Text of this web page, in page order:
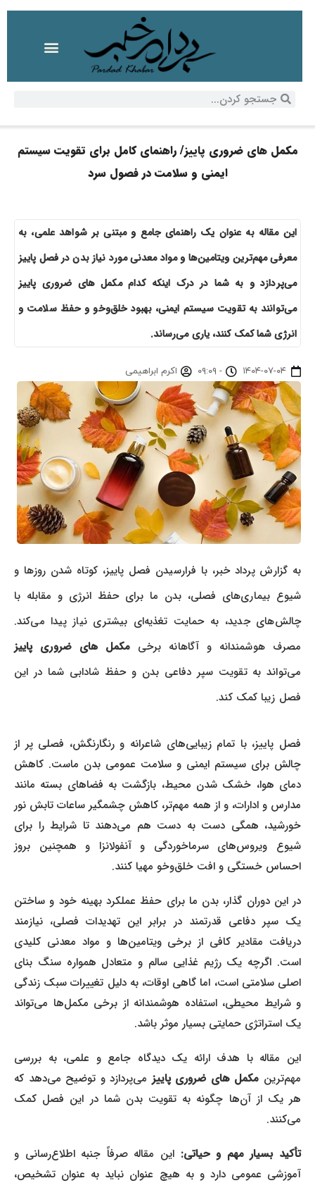
مکمل های ضروری پاییز/ راهنمای کامل برای تقویت سیستم
ایمنی و سلامت در فصول سرد
این مقاله به عنوان یک راهنمای جامع و مبتنی بر شواهد علمی، به
معرفی مهم‌ترین ویتامین‌ها و مواد معدنی مورد نیاز بدن در فصل پاییز
می‌پردازد و به شما در درک اینکه کدام مکمل های ضروری پاییز
می‌توانند به تقویت سیستم ایمنی، بهبود خلق‌وخو و حفظ سلامت و
انرژی شما کمک کنند، یاری می‌رساند.
۱۴۰۴-۰۷-۰۴ - ۰۹:۰۹ اکرم ابراهیمی
به گزارش پرداد خبر، با فرارسیدن فصل پاییز، کوتاه شدن روزها و
شیوع بیماری‌های فصلی، بدن ما برای حفظ انرژی و مقابله با
چالش‌های جدید، به حمایت تغذیه‌ای بیشتری نیاز پیدا می‌کند.
مصرف هوشمندانه و آگاهانه برخیمکمل های ضروری پاییز
می‌تواند به تقویت سپر دفاعی بدن و حفظ شادابی شما در این
فصل زیبا کمک کند.
فصل پاییز، با تمام زیبایی‌های شاعرانه و رنگارنگش، فصلی پر از
چالش برای سیستم ایمنی و سلامت عمومی بدن ماست. کاهش
دمای هوا، خشک شدن محیط، بازگشت به فضاهای بسته مانند
مدارس و ادارات، و از همه مهم‌تر، کاهش چشمگیر ساعات تابش نور
خورشید، همگی دست به دست هم می‌دهند تا شرایط را برای
شیوع ویروس‌های سرماخوردگی و آنفولانزا و همچنین بروز
احساس خستگی و افت خلق‌وخو مهیا کنند.
در این دوران گذار، بدن ما برای حفظ عملکرد بهینه خود و ساختن
یک سپر دفاعی قدرتمند در برابر این تهدیدات فصلی، نیازمند
دریافت مقادیر کافی از برخی ویتامین‌ها و مواد معدنی کلیدی
است. اگرچه یک رژیم غذایی سالم و متعادل همواره سنگ بنای
اصلی سلامتی است، اما گاهی اوقات، به دلیل تغییرات سبک زندگی
و شرایط محیطی، استفاده هوشمندانه از برخی مکمل‌ها می‌تواند
یک استراتژی حمایتی بسیار موثر باشد.
این مقاله با هدف ارائه یک دیدگاه جامع و علمی، به بررسی
مهم‌ترینمکمل های ضروری پاییزمی‌پردازد و توضیح می‌دهد که
هر یک از آن‌ها چگونه به تقویت بدن شما در این فصل کمک
می‌کنند.
تأکید بسیار مهم و حیاتی:این مقاله صرفاً جنبه اطلاع‌رسانی و
آموزشی عمومی دارد و به هیچ عنوان نباید به عنوان تشخیص،